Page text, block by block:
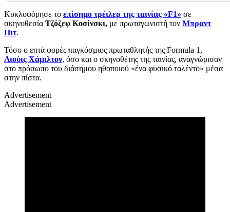
Κυκλοφόρησε το επίσημο τρέιλερ της ταινίας «F1» σε
σκηνοθεσία Τζόζεφ Κοσίνσκι, με πρωταγωνιστή τον Μπραντ
Πιτ.
Τόσο ο επτά φορές παγκόσμιος πρωταθλητής της Formula 1,
Λιούις Χάμιλτον, όσο και ο σκηνοθέτης της ταινίας, αναγνώρισαν
στο πρόσωπο του διάσημου ηθοποιού «ένα φυσικό ταλέντο» μέσα
στην πίστα.
Advertisement
Advertisement